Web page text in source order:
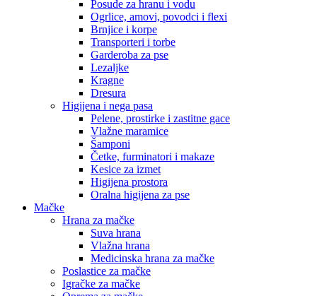
Posude za hranu i vodu
Ogrlice, amovi, povodci i flexi
Brnjice i korpe
Transporteri i torbe
Garderoba za pse
Lezaljke
Kragne
Dresura
Higijena i nega pasa
Pelene, prostirke i zastitne gace
Vlažne maramice
Šamponi
Četke, furminatori i makaze
Kesice za izmet
Higijena prostora
Oralna higijena za pse
Mačke
Hrana za mačke
Suva hrana
Vlažna hrana
Medicinska hrana za mačke
Poslastice za mačke
Igračke za mačke